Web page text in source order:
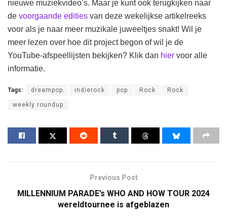
nieuwe muziekvideo’s. Maar je kunt ook terugkijken naar
de voorgaande edities van deze wekelijkse artikelreeks
voor als je naar meer muzikale juweeltjes snakt! Wil je
meer lezen over hoe dit project begon of wil je de
YouTube-afspeellijsten bekijken? Klik dan hier voor alle
informatie.
Tags: dreampop indierock pop Rock Rock
weekly roundup
Previous Post
MILLENNIUM PARADE’s WHO AND HOW TOUR 2024
wereldtournee is afgeblazen